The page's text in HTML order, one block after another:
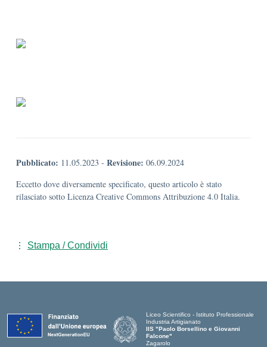
Pubblicato: 11.05.2023 - Revisione: 06.09.2024
Eccetto dove diversamente specificato, questo articolo è stato
rilasciato sotto Licenza Creative Commons Attribuzione 4.0 Italia.
Stampa / Condividi
Liceo Scientifico - Istituto Professionale
Industria Artigianato
IIS "Paolo Borsellino e Giovanni
Falcone"
Zagarolo